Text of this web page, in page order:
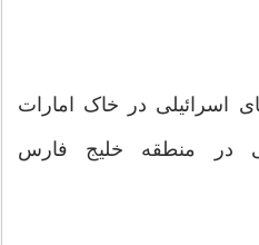
اسرائیلی در خاک امارات
در منطقه خلیج فارس